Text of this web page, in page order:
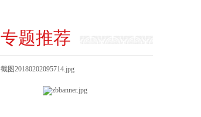
专题推荐